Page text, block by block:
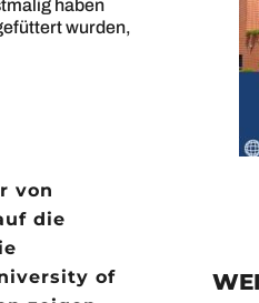
haben
wurden,
von
die
of